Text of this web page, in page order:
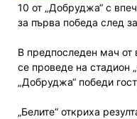
10 от „Добруджа“ с
за първа победа след
В предпоследен мач от
се проведе на стадион
„Добруджа“ победи
„Белите“ откриха